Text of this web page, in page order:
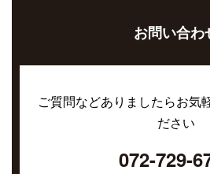
お問い合わ
ご質問などありましたらお気
ださい
072-729-